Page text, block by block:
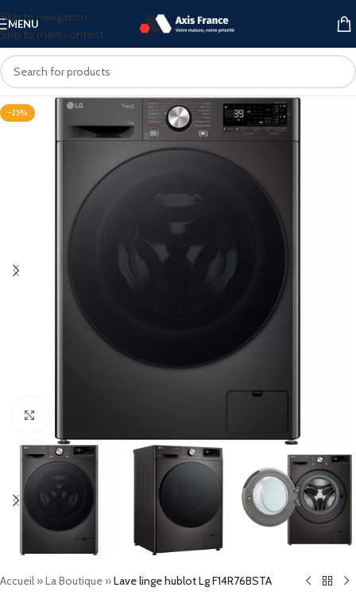
Skip to navigation
Skip to main content
MENU
-25%
Accueil »La Boutique »Lave linge hublot Lg F14R76BSTA